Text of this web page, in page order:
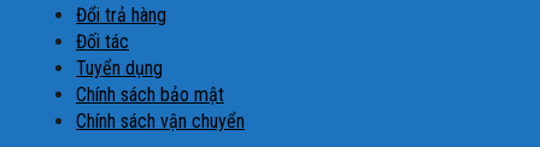
Đổi trả hàng
Đối tác
Tuyển dụng
Chính sách bảo mật
Chính sách vận chuyển